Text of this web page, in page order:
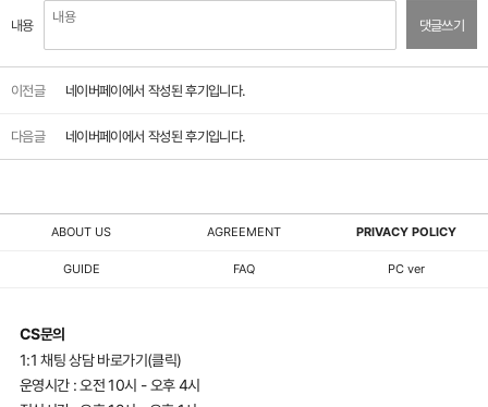
내용 댓글쓰기
이전글 네이버페이에서 작성된 후기입니다.
다음글 네이버페이에서 작성된 후기입니다.
ABOUT US AGREEMENT PRIVACY POLICY
GUIDE FAQ PC ver
CS문의
1:1 채팅 상담 바로가기(클릭)
운영시간 : 오전 10시 - 오후 4시